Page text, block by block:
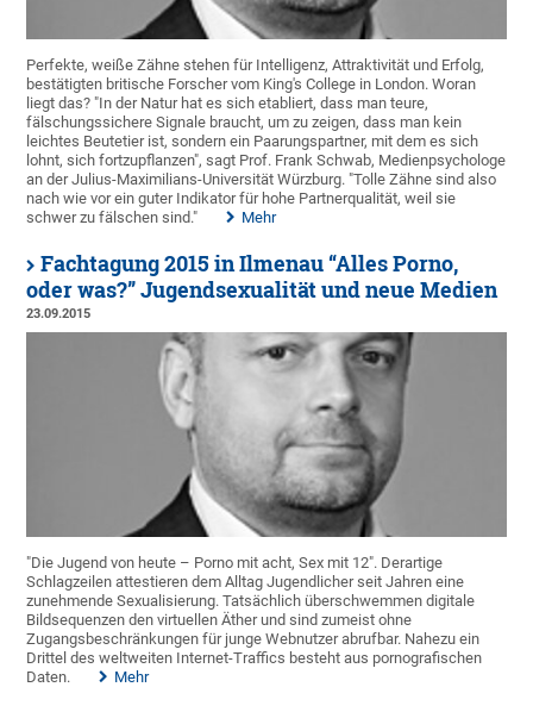
Perfekte, weiße Zähne stehen für Intelligenz, Attraktivität und Erfolg,
bestätigten britische Forscher vom King's College in London. Woran
liegt das? "In der Natur hat es sich etabliert, dass man teure,
fälschungssichere Signale braucht, um zu zeigen, dass man kein
leichtes Beutetier ist, sondern ein Paarungspartner, mit dem es sich
lohnt, sich fortzupflanzen", sagt Prof. Frank Schwab, Medienpsychologe
an der Julius-Maximilians-Universität Würzburg. "Tolle Zähne sind also
nach wie vor ein guter Indikator für hohe Partnerqualität, weil sie
schwer zu fälschen sind."
Mehr
Fachtagung 2015 in Ilmenau “Alles Porno,
oder was?” Jugendsexualität und neue Medien
23.09.2015
"Die Jugend von heute – Porno mit acht, Sex mit 12". Derartige
Schlagzeilen attestieren dem Alltag Jugendlicher seit Jahren eine
zunehmende Sexualisierung. Tatsächlich überschwemmen digitale
Bildsequenzen den virtuellen Äther und sind zumeist ohne
Zugangsbeschränkungen für junge Webnutzer abrufbar. Nahezu ein
Drittel des weltweiten Internet-Traffics besteht aus pornografischen
Daten.
Mehr